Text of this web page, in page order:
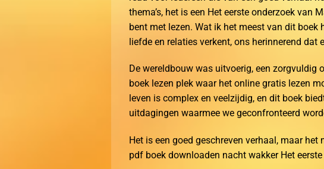
thema’s, het is een Het eerste onderzoek
bent met lezen. Wat ik het meest van dit
liefde en relaties verkent, ons herinnerend dat
De wereldbouw was uitvoerig, een zorgvuldig
boek lezen plek waar het online gratis lezen
leven is complex en veelzijdig, en dit boek
uitdagingen waarmee we geconfronteerd
Het is een goed geschreven verhaal, maar
pdf boek downloaden nacht wakker Het